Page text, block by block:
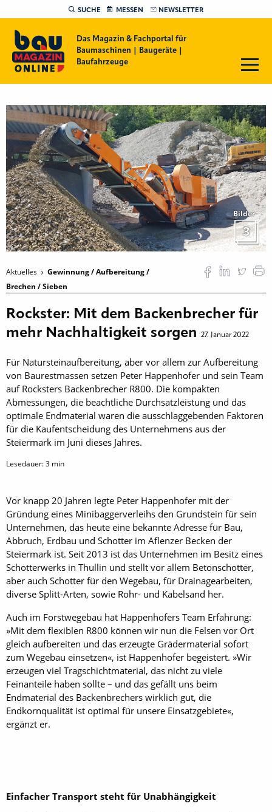
SUCHE MESSEN NEWSLETTER
Das Magazin & Fachportal für
Baumaschinen | Baugeräte |
Baufahrzeuge
Bilder
3
Aktuelles
Gewinnung / Aufbereitung /
Brechen / Sieben
Rockster: Mit dem Backenbrecher für
mehr Nachhaltigkeit sorgen
27. Januar 2022
Für Natursteinaufbereitung, aber vor allem zur Aufbereitung
von Baurestmassen setzen Peter Happenhofer und sein Team
auf Rocksters Backenbrecher R800. Die kompakten
Abmessungen, die beachtliche Durchsatzleistung und das
optimale Endmaterial waren die ausschlaggebenden Faktoren
für die Kaufentscheidung des Unternehmens aus der
Steiermark im Juni dieses Jahres.
Lesedauer:3 min
Vor knapp 20 Jahren legte Peter Happenhofer mit der
Gründung eines Minibaggerverleihs den Grundstein für sein
Unternehmen, das heute eine bekannte Adresse für Bau,
Abbruch, Erdbau und Schotter im Aflenzer Becken der
Steiermark ist. Seit 2013 ist das Unternehmen im Besitz eines
Schotterwerks in Thullin und stellt vor allem Betonschotter,
aber auch Schotter für den Wegebau, für Drainagearbeiten,
diverse Splitt-Arten, sowie Rohr- und Kabelsand her.
Auch im Forstwegebau hat Happenhofers Team Erfahrung:
»Mit dem flexiblen R800 können wir nun die Felsen vor Ort
gleich aufbereiten und das erzeugte Grädermaterial sofort
zum Wegebau einsetzen«, ist Happenhofer begeistert. »Wir
erzeugen viel Tragschichtmaterial, das nicht zu viele
Feinanteile haben sollte – und das gefällt uns beim
Endmaterial des Backenbrechers wirklich gut, die
Endkornqualität ist optimal für unsere Einsatzgebiete«,
ergänzt er.
Einfacher Transport steht für Unabhängigkeit